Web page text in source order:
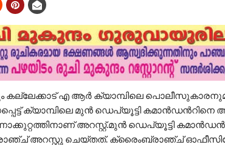
കല്ലേക്കാട് എ ആർ ക്യാമ്പിലെ
ക്യാമ്പിലെ മുൻ ഡെപ്യൂട്ടി കമാന്‍ഡന്‍റിനെ
അറസ്റ്റ്.മുൻ ഡെപ്യൂട്ടി
അറസ്റ്റു ചെയ്‍തത്. ക്രൈംബ്രാഞ്ച്